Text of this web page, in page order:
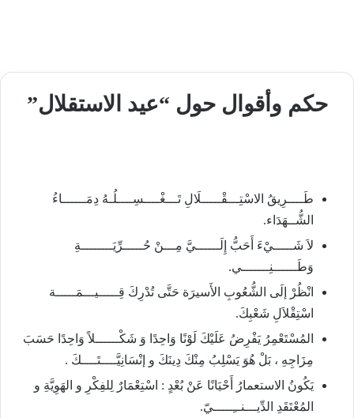
حكم وأقوال حول “عيد الاستقلال”
طَــــرِيقُ الاسْتِـــقْـــــلَالِ تَـــغْــــسِــــلُـهُ دِمَــــــاءُ
الشُّــهَدَاء.
لاَ شَـــــيْءَ أَحَبُّ إِلَــــــيَّ مِـــنْ حُـــــرِّيَــــــــةِ
وَطَــــــنِـــــــي.
انْظُرْ إلَى الشُّعُوبِ الأَسيرَة حَتَّى تُدْرِكَ قِـــــيـــمَـــــة
اسْتِقْلاَلِ شَعْبِكَ.
المُسْتَعْمِرُ يَفْرِضُ عَلَيْكَ لَوْنًا وَاحِدًا وَ شَكْــــــلاً وَاحِدًا حَسَبَ
مِزَاجِهِ ، بَلْ هُوَ يَسْلِبُ مِنْكَ دِينَكَ و إنْسَانِيَّــــتَــــكَ .
يَكُونُ الاستعمارُ أَحْيَانًا عَنْ بُعْدٍ : اسْتِعْمَارٌ لِلفِكْرِ و الهَوِيَّةِ و
المُعْتَقَدِ الدِّيـــنــِـــــيّ.